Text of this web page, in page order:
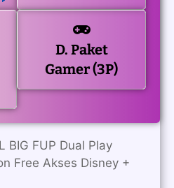
D. Paket
Gamer (3P)
BIG FUP Dual Play
Free Akses Disney +